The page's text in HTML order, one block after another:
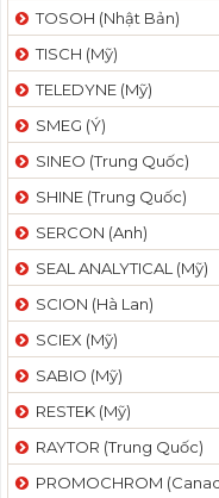
TOSOH (Nhật Bản)
TISCH (Mỹ)
TELEDYNE (Mỹ)
SMEG (Ý)
SINEO (Trung Quốc)
SHINE (Trung Quốc)
SERCON (Anh)
SEAL ANALYTICAL (Mỹ)
SCION (Hà Lan)
SCIEX (Mỹ)
SABIO (Mỹ)
RESTEK (Mỹ)
RAYTOR (Trung Quốc)
PROMOCHROM